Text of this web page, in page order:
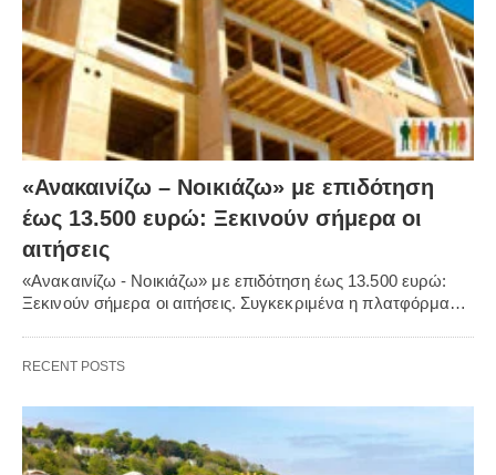
«Ανακαινίζω – Νοικιάζω» με επιδότηση
έως 13.500 ευρώ: Ξεκινούν σήμερα οι
αιτήσεις
«Ανακαινίζω - Νοικιάζω» με επιδότηση έως 13.500 ευρώ:
Ξεκινούν σήμερα οι αιτήσεις. Συγκεκριμένα η πλατφόρμα…
RECENT POSTS